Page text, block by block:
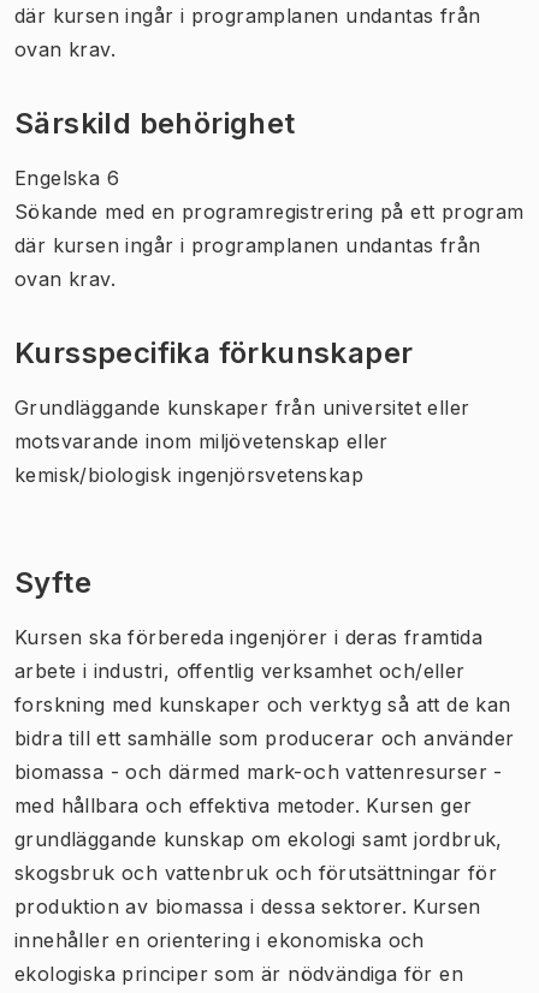
där kursen ingår i programplanen undantas från
ovan krav.
Särskild behörighet
Engelska 6
Sökande med en programregistrering på ett program
där kursen ingår i programplanen undantas från
ovan krav.
Kursspecifika förkunskaper
Grundläggande kunskaper från universitet eller
motsvarande inom miljövetenskap eller
kemisk/biologisk ingenjörsvetenskap
Syfte
Kursen ska förbereda ingenjörer i deras framtida
arbete i industri, offentlig verksamhet och/eller
forskning med kunskaper och verktyg så att de kan
bidra till ett samhälle som producerar och använder
biomassa - och därmed mark-och vattenresurser -
med hållbara och effektiva metoder. Kursen ger
grundläggande kunskap om ekologi samt jordbruk,
skogsbruk och vattenbruk och förutsättningar för
produktion av biomassa i dessa sektorer. Kursen
innehåller en orientering i ekonomiska och
ekologiska principer som är nödvändiga för en